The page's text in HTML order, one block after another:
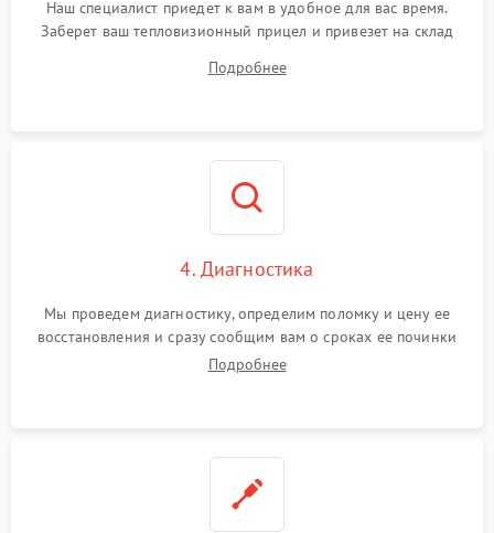
Наш специалист приедет к вам в удобное для вас время.
Заберет ваш тепловизионный прицел и привезет на склад
Подробнее
4. Диагностика
Мы проведем диагностику, определим поломку и цену ее
восстановления и сразу сообщим вам о сроках ее починки
Подробнее